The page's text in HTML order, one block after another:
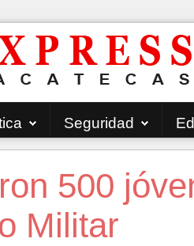
Seguridad
500
Militar